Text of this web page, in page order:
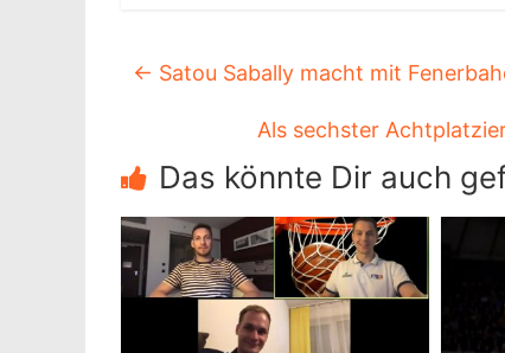
← Satou Sabally macht mit
Als sechster
Das könnte Dir auch